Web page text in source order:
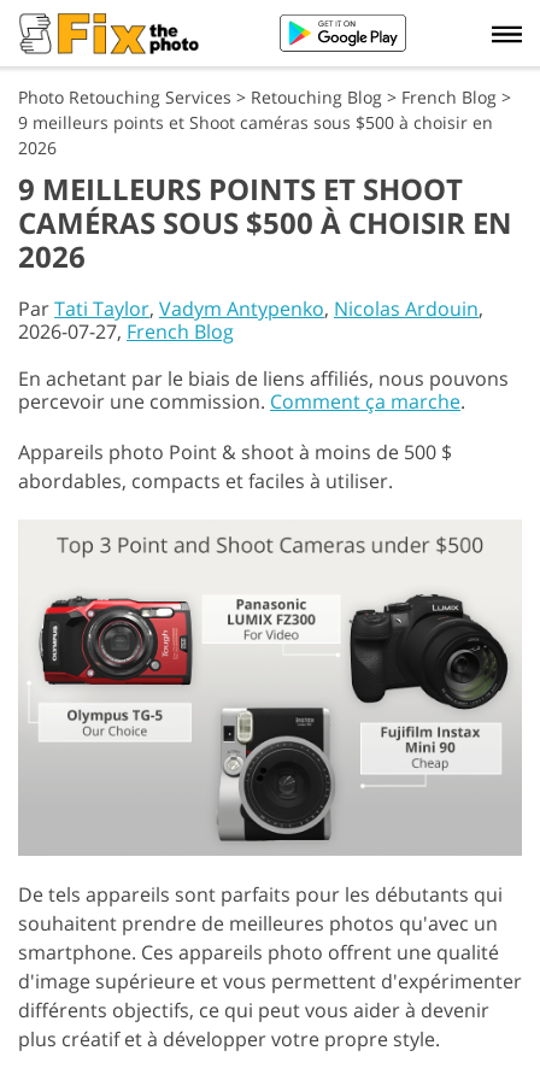
Photo Retouching Services > Retouching Blog > French Blog >
9 meilleurs points et Shoot caméras sous $500 à choisir en
2026
9 MEILLEURS POINTS ET SHOOT
CAMÉRAS SOUS $500 À CHOISIR EN
2026
ParTati Taylor, Vadym Antypenko, Nicolas Ardouin,
2026-07-27, French Blog
En achetant par le biais de liens affiliés, nous pouvons
percevoir une commission. Comment ça marche.
Appareils photo Point & shoot à moins de 500 $
abordables, compacts et faciles à utiliser.
De tels appareils sont parfaits pour les débutants qui
souhaitent prendre de meilleures photos qu'avec un
smartphone. Ces appareils photo offrent une qualité
d'image supérieure et vous permettent d'expérimenter
différents objectifs, ce qui peut vous aider à devenir
plus créatif et à développer votre propre style.